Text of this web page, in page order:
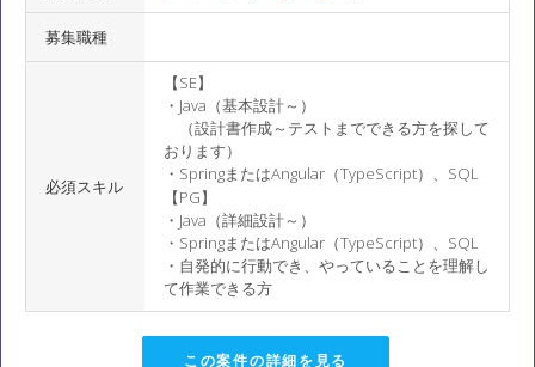
募集職種
必須スキル
【SE】
・Java（基本設計～）
（設計書作成～テストまでできる方を探して
おります）
・SpringまたはAngular（TypeScript）、SQL
【PG】
・Java（詳細設計～）
・SpringまたはAngular（TypeScript）、SQL
・自発的に行動でき、やっていることを理解し
て作業できる方
この案件の詳細を見る